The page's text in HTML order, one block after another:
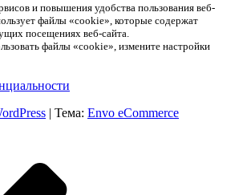
и повышения удобства пользования веб-
файлы «cookie», которые содержат
посещениях веб-сайта.
файлы «cookie», измените настройки
| Тема: Envo eCommerce